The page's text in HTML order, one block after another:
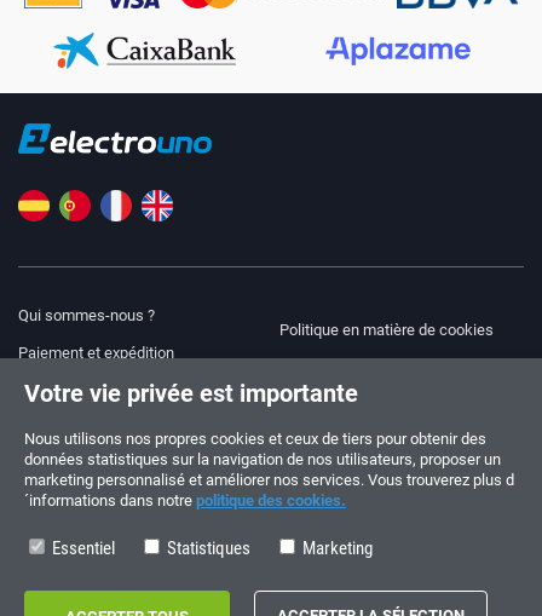
Qui sommes-nous ?
Paiement et expédition
Avis juridique
Politique de confidentialité
Politique en matière de cookies
COMMANDES ET QUESTIONS
+34 910 600 459
Suivez-nous !
Votre vie privée est importante
Nous utilisons nos propres cookies et ceux de tiers pour obtenir des
données statistiques sur la navigation de nos utilisateurs, proposer un
marketing personnalisé et améliorer nos services. Vous trouverez plus d
´informations dans notre politique des cookies.
Essentiel Statistiques Marketing